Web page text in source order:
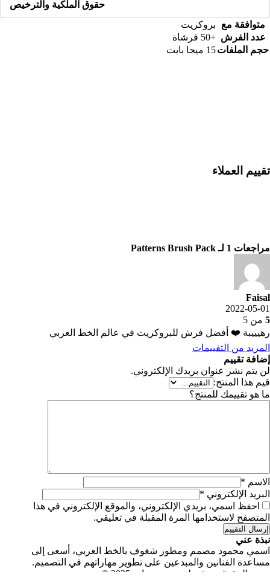
حقوق الملكية والترخيص
متوافقة مع
بروكريت
عدد الفرش +50 فرشاة
حجم الملفات15 ميجا بايت
تقييم العملاء
مراجعات 1 لـ Patterns Brush Pack
Faisal
2022-05-01
5 من 5
رهيييبة ❤️ أفضل فرش للبروكريت في عالم الخط العربي
المزيد من التقييمات
إضافة تقييم
لن يتم نشر عنوان بريدك الإلكتروني.
قيم هذا المنتج:
ما هو تقييمك للمنتج؟
الاسم *
البريد الإلكتروني *
احفظ اسمي، بريدي الإلكتروني، والموقع الإلكتروني في هذا
المتصفح لاستخدامها المرة المقبلة في تعليقي.
إرسال التقييم
نبذة عني
اسمي محمود مصمم ومطور شغوف بالخط العربي، أسعى إلى
مساعدة الفنانين والمبدعين على تطوير مهاراتهم في التصميم.
جميع الحقوق محفوظة، محمود زاده 2025 ©